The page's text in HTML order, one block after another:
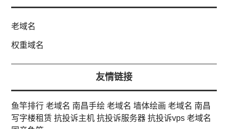
老域名
权重域名
友情链接
鱼竿排行 老域名 南昌手绘 老域名 墙体绘画 老域名 南昌
写字楼租赁 抗投诉主机 抗投诉服务器 抗投诉vps 老域名